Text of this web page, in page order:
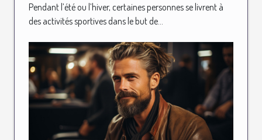
Pendant l’été ou l’hiver, certaines personnes se livrent à
des activités sportives dans le but de...